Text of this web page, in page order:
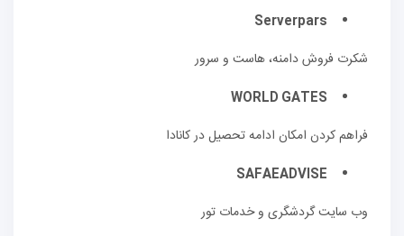
Serverpars
شکرت فروش دامنه، هاست و سرور
WORLD GATES
فراهم کردن امکان ادامه تحصیل در کانادا
SAFAEADVISE
وب سایت گردشگری و خدمات تور